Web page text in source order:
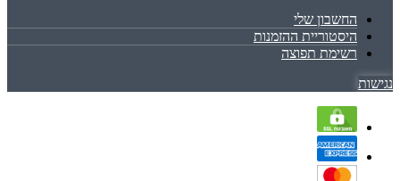
החשבון שלי
היסטוריית ההזמנות
רשימת תפוצה
נגישות